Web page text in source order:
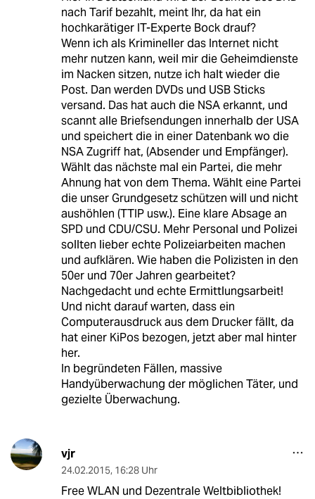
nach Tarif bezahlt, meint Ihr, da hat ein
hochkarätiger IT-Experte Bock drauf?
Wenn ich als Krimineller das Internet nicht
mehr nutzen kann, weil mir die Geheimdienste
im Nacken sitzen, nutze ich halt wieder die
Post. Dan werden DVDs und USB Sticks
versand. Das hat auch die NSA erkannt, und
scannt alle Briefsendungen innerhalb der USA
und speichert die in einer Datenbank wo die
NSA Zugriff hat, (Absender und Empfänger).
Wählt das nächste mal ein Partei, die mehr
Ahnung hat von dem Thema. Wählt eine Partei
die unser Grundgesetz schützen will und nicht
aushöhlen (TTIP usw.). Eine klare Absage an
SPD und CDU/CSU. Mehr Personal und Polizei
sollten lieber echte Polizeiarbeiten machen
und aufklären. Wie haben die Polizisten in den
50er und 70er Jahren gearbeitet?
Nachgedacht und echte Ermittlungsarbeit!
Und nicht darauf warten, dass ein
Computerausdruck aus dem Drucker fällt, da
hat einer KiPos bezogen, jetzt aber mal hinter
her.
In begründeten Fällen, massive
Handyüberwachung der möglichen Täter, und
gezielte Überwachung.
vjr
24.02.2015, 16:28 Uhr
Free WLAN und Dezentrale Weltbibliothek!